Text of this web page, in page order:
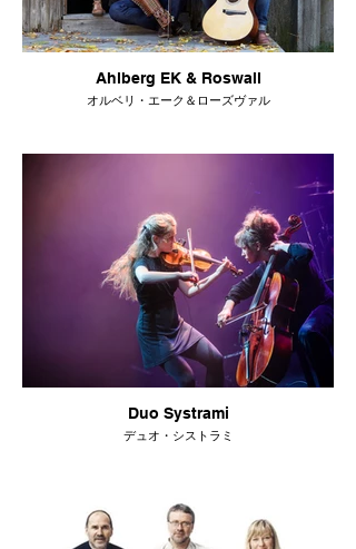
Ahlberg EK & Roswall
オルベリ・エーク＆ローズヴァル
Duo Systrami
デュオ・シストラミ